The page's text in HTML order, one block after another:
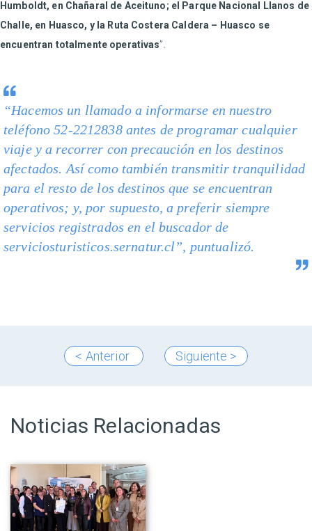
Humboldt, en Chañaral de Aceituno; el Parque Nacional Llanos de
Challe, en Huasco, y la Ruta Costera Caldera – Huasco se
encuentran totalmente operativas”.
“Hacemos un llamado a informarse en nuestro
teléfono 52-2212838 antes de programar cualquier
viaje y a recorrer con precaución en los destinos
afectados. Así como también transmitir tranquilidad
para el resto de los destinos que se encuentran
operativos; y, por supuesto, a preferir siempre
servicios registrados en el buscador de
serviciosturisticos.sernatur.cl”, puntualizó.
< Anterior Siguiente >
Noticias Relacionadas